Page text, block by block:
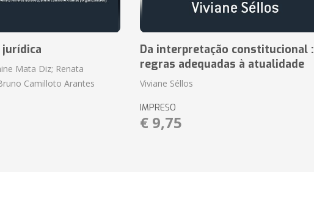
Mata Diz; Renata
Camilloto Arantes
Da interpretação constitucional :
regras adequadas à atualidade
Viviane Séllos
IMPRESO
€ 9,75